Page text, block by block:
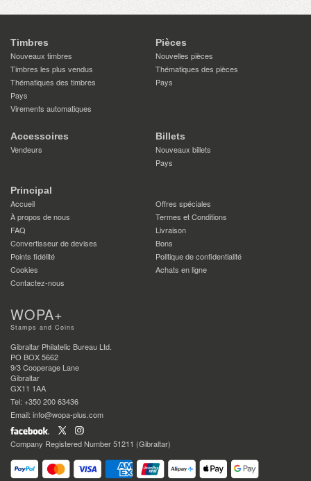
Timbres
Nouveaux timbres
Timbres les plus vendus
Thématiques des timbres
Pays
Virements automatiques
Pièces
Nouvelles pièces
Thématiques des pièces
Pays
Accessoires
Vendeurs
Billets
Nouveaux billets
Pays
Principal
Accueil
Offres spéciales
À propos de nous
Termes et Conditions
FAQ
Livraison
Convertisseur de devises
Bons
Points fidélité
Politique de confidentialité
Cookies
Achats en ligne
Contactez-nous
WOPA+
Stamps and Coins
Gibraltar Philatelic Bureau Ltd.
PO BOX 5662
9/3 Cooperage Lane
Gibraltar
GX11 1AA
Tel: +350 200 63436
Email: info@wopa-plus.com
Company Registered Number 51211 (Gibraltar)